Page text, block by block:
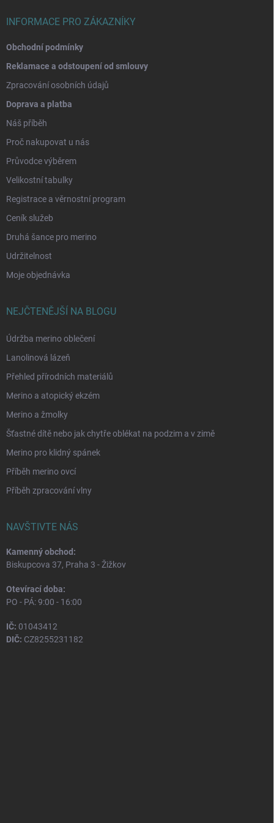
INFORMACE PRO ZÁKAZNÍKY
Obchodní podmínky
Reklamace a odstoupení od smlouvy
Zpracování osobních údajů
Doprava a platba
Náš příběh
Proč nakupovat u nás
Průvodce výběrem
Velikostní tabulky
Registrace a věrnostní program
Ceník služeb
Druhá šance pro merino
Udržitelnost
Moje objednávka
NEJČTENĚJŠÍ NA BLOGU
Údržba merino oblečení
Lanolinová lázeň
Přehled přírodních materiálů
Merino a atopický ekzém
Merino a žmolky
Šťastné dítě nebo jak chytře oblékat na podzim a v zimě
Merino pro klidný spánek
Příběh merino ovcí
Příběh zpracování vlny
NAVŠTIVTE NÁS
Kamenný obchod:
Biskupcova 37, Praha 3 - Žižkov
Otevírací doba:
PO - PÁ: 9:00 - 16:00
IČ: 01043412
DIČ: CZ8255231182